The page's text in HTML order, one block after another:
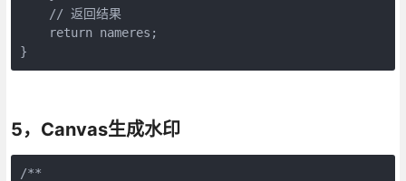
    // 返回结果
    return nameres;
}
5，Canvas生成水印
/**